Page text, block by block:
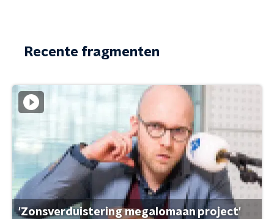
Recente fragmenten
'Zonsverduistering megalomaan project'